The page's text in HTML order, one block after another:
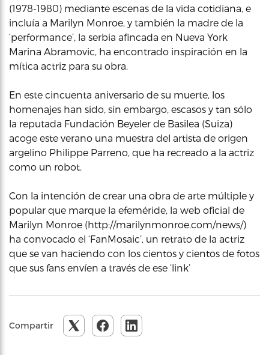
(1978-1980) mediante escenas de la vida cotidiana, e
incluía a Marilyn Monroe, y también la madre de la
‘performance’, la serbia afincada en Nueva York
Marina Abramovic, ha encontrado inspiración en la
mítica actriz para su obra.
En este cincuenta aniversario de su muerte, los
homenajes han sido, sin embargo, escasos y tan sólo
la reputada Fundación Beyeler de Basilea (Suiza)
acoge este verano una muestra del artista de origen
argelino Philippe Parreno, que ha recreado a la actriz
como un robot.
Con la intención de crear una obra de arte múltiple y
popular que marque la efeméride, la web oficial de
Marilyn Monroe (http://marilynmonroe.com/news/)
ha convocado el ‘FanMosaic’, un retrato de la actriz
que se van haciendo con los cientos y cientos de fotos
que sus fans envíen a través de ese ‘link’
Compartir